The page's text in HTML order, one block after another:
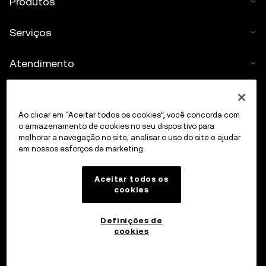
Serviços
Atendimento
Calculadora de cripto
Ao clicar em “Aceitar todos os cookies”, você concorda com
o armazenamento de cookies no seu dispositivo para
melhorar a navegação no site, analisar o uso do site e ajudar
em nossos esforços de marketing.
Aceitar todos os
cookies
Definições de
cookies